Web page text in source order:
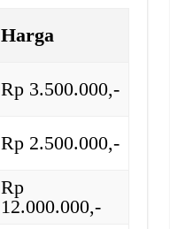
Harga
Rp 3.500.000,-
Rp 2.500.000,-
Rp
12.000.000,-